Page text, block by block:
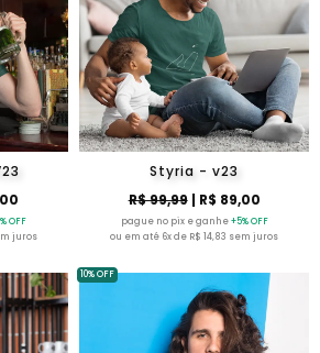
OFF
juros
Styria - v23
R$ 99,99| R$ 89,00
pague no pix e ganhe+5% OFF
ou em até 6x de R$ 14,83 sem juros
10% OFF